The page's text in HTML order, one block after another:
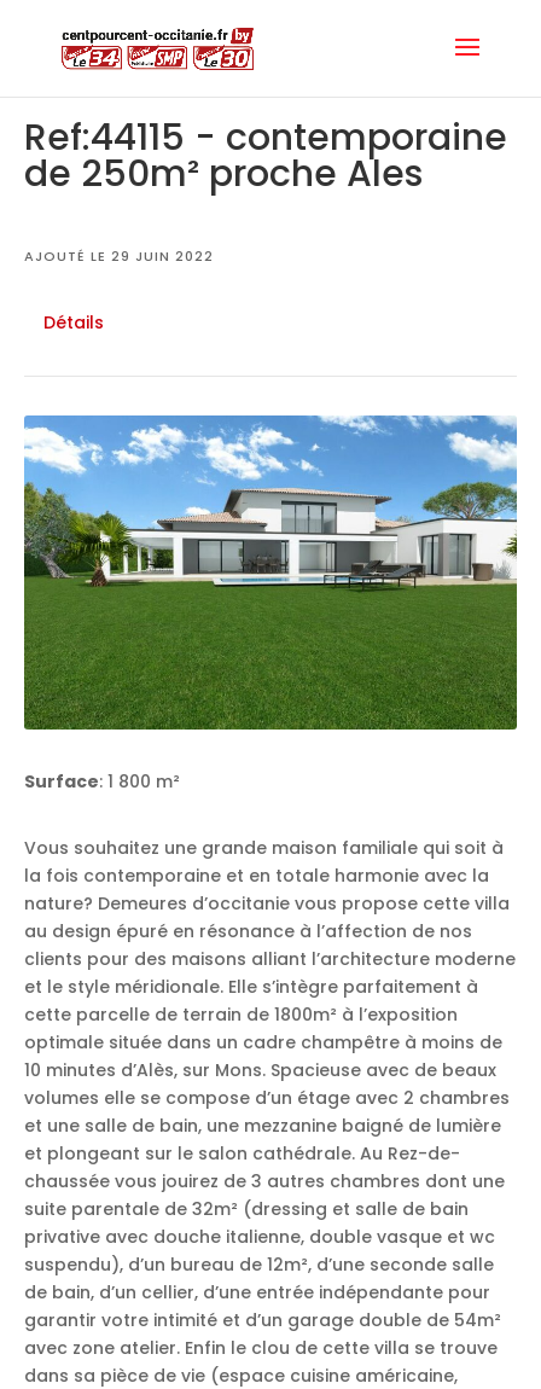
Ref:44115 - contemporaine
de 250m² proche Ales
AJOUTÉ LE 29 JUIN 2022
Détails
Surface: 1 800 m²
Vous souhaitez une grande maison familiale qui soit à
la fois contemporaine et en totale harmonie avec la
nature? Demeures d’occitanie vous propose cette villa
au design épuré en résonance à l’affection de nos
clients pour des maisons alliant l’architecture moderne
et le style méridionale. Elle s’intègre parfaitement à
cette parcelle de terrain de 1800m² à l’exposition
optimale située dans un cadre champêtre à moins de
10 minutes d’Alès, sur Mons. Spacieuse avec de beaux
volumes elle se compose d’un étage avec 2 chambres
et une salle de bain, une mezzanine baigné de lumière
et plongeant sur le salon cathédrale. Au Rez-de-
chaussée vous jouirez de 3 autres chambres dont une
suite parentale de 32m² (dressing et salle de bain
privative avec douche italienne, double vasque et wc
suspendu), d’un bureau de 12m², d’une seconde salle
de bain, d’un cellier, d’une entrée indépendante pour
garantir votre intimité et d’un garage double de 54m²
avec zone atelier. Enfin le clou de cette villa se trouve
dans sa pièce de vie (espace cuisine américaine,